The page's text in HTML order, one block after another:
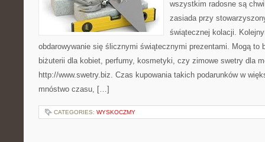
wszystkim radosne są
zasiada przy
świątecznej kolacji.
obdarowywanie się ślicznymi świątecznymi prezentami. Mogą to
biżuterii dla kobiet, perfumy, kosmetyki, czy zimowe swetry dla
http://www.swetry.biz. Czas kupowania takich podarunków w
mnóstwo czasu, […]
CATEGORIES: WYSKOCZMY